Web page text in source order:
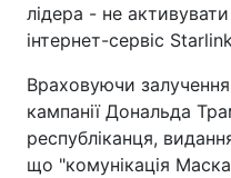
лідера - не
інтернет-сервіс
Враховуючи
кампанії Дональда
республіканця,
що "комунікація